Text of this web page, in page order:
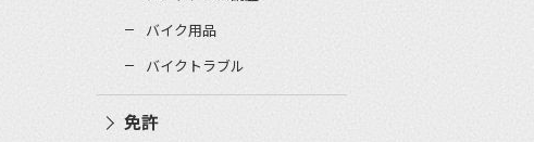
バイク用品
バイクトラブル
免許